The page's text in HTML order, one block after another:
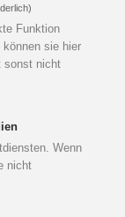
Funktion
sie hier
sonst nicht
Wenn
nicht